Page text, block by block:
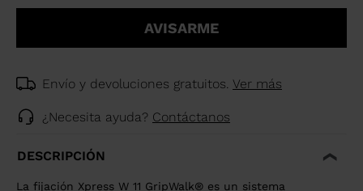
selected
AVISARME
Envío y devoluciones gratuitos. Ver más
¿Necesita ayuda? Contáctanos
DESCRIPCIÓN
La fijación Xpress W 11 GripWalk® es un sistema